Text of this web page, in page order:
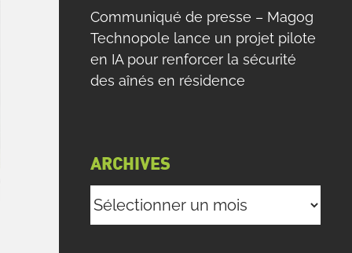
Communiqué de presse – Magog
Technopole lance un projet pilote
en IA pour renforcer la sécurité
des aînés en résidence
ARCHIVES
Archives